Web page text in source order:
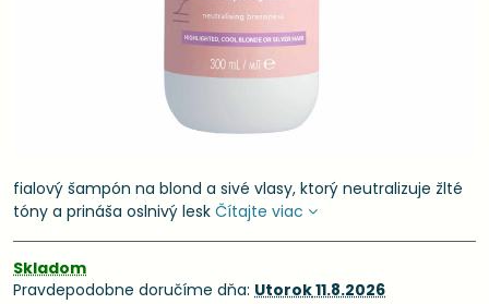
fialový šampón na blond a sivé vlasy, ktorý neutralizuje žlté
tóny a prináša oslnivý lesk Čítajte viac
Skladom
Pravdepodobne doručíme dňa: Utorok11.8.2026